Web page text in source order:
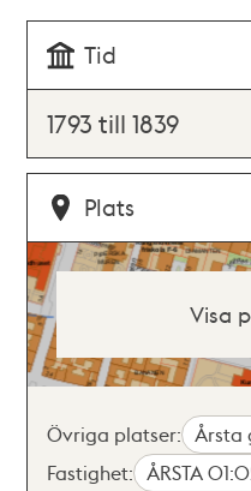
Tid
1793 till 1839
Plats
Visa
Övriga platser: Årsta
Fastighet: ÅRSTA